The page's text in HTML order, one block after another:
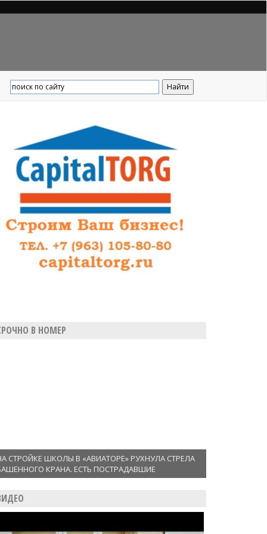
В НОМЕР
СТРОЙКЕ ШКОЛЫ В «АВИАТОРЕ» РУХНУЛА СТРЕЛА
КРАНА. ЕСТЬ ПОСТРАДАВШИЕ